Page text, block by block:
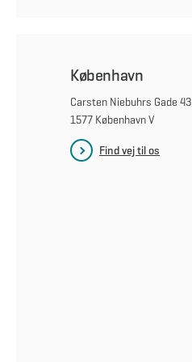
København
Carsten Niebuhrs Gade 43
1577 København V
Find vej til os